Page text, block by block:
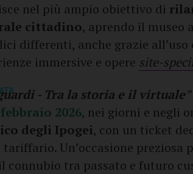
nel più ampio obiettivo di
cittadino, aprendo il museo
differenti, anche grazie
immersive e opere site-
- Tra la storia e il virtuale”
febbraio 2026, nei giorni e negli
degli Ipogei, con un ticket
Un’occasione preziosa
connubio tra passato e futuro